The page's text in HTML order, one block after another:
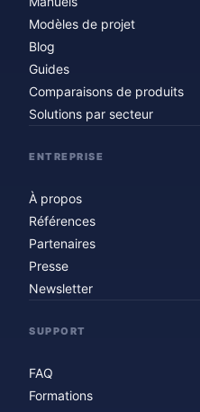
Modèles de projet
Blog
Guides
Comparaisons de produits
Solutions par secteur
ENTREPRISE
À propos
Références
Partenaires
Presse
Newsletter
SUPPORT
FAQ
Formations